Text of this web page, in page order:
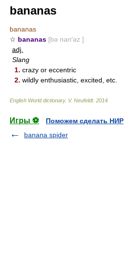
bananas
bananas
☆ bananas [bə nan′əz ]
adj.
Slang
1. crazy or eccentric
2. wildly enthusiastic, excited, etc.
English World dictionary. V. Neufeldt. 2014
Игры ⚽
Поможем сделать НИР
banana spider